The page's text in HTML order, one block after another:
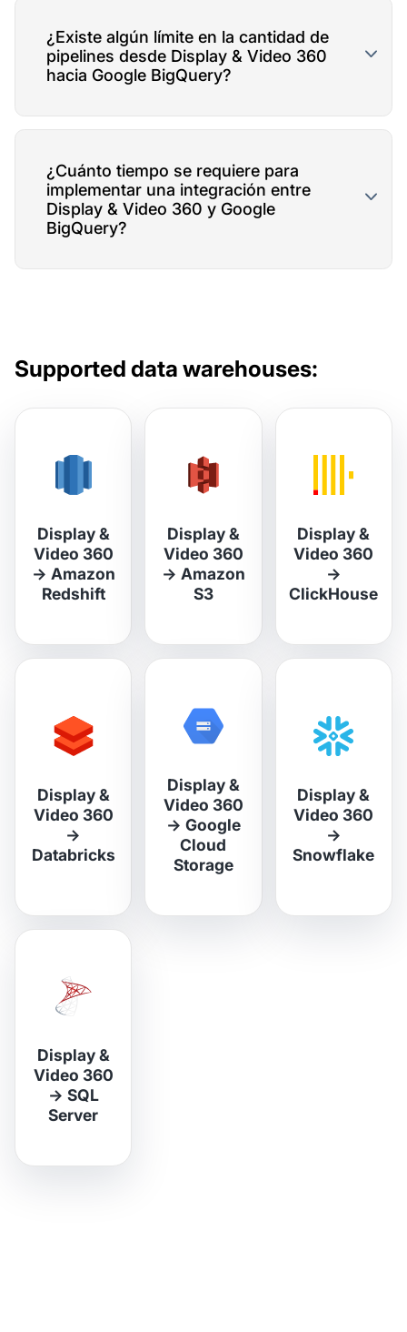
¿Existe algún límite en la cantidad de
pipelines desde Display & Video 360
hacia Google BigQuery?
¿Cuánto tiempo se requiere para
implementar una integración entre
Display & Video 360 y Google
BigQuery?
Supported data warehouses:
Display &
Video 360
→ Amazon
Redshift
Display &
Video 360
→ Amazon
S3
Display &
Video 360
→
ClickHouse
Display &
Video 360
→
Databricks
Display &
Video 360
→ Google
Cloud
Storage
Display &
Video 360
→
Snowflake
Display &
Video 360
→ SQL
Server